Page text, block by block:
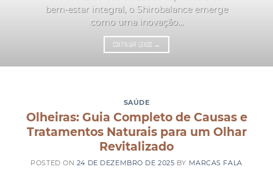
bem-estar integral, o Shirobalance emerge
como uma inovação...
CONTINUAR LENDO →
SAÚDE
Olheiras: Guia Completo de Causas e
Tratamentos Naturais para um Olhar
Revitalizado
POSTED ON 24 DE DEZEMBRO DE 2025 BY MARCAS FALA